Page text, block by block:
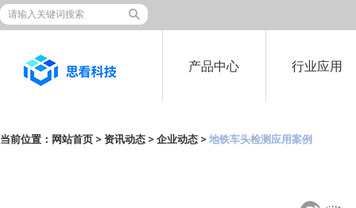
产品中心 行业应用
当前位置： 网站首页 >资讯动态 >企业动态 >地铁车头检测应用案例